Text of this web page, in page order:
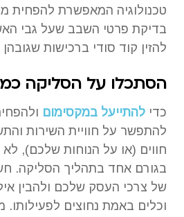
טכנולוגיה המאפשרת להפחית
בדיקת פרטי השבב שעל גבי
להזין קוד סודי ברכישות שגובהן
הסתכלו על הסליקה
כדי להתייעל במקסימום
להתפשר על חוויית השירות
חווים (או על הנוחות שלכם),
בגורם אחד בתהליך הסליקה.
של צרכי העסק שלכם ולהבין
וכלים באמת נחוצים